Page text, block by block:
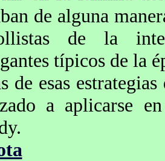
de alguna
de la
típicos de la
de esas
a aplicarse